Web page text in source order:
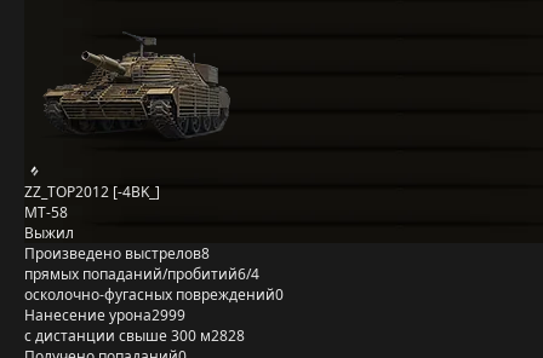
ZZ_TOP2012 [-4BK_]
MT-58
Выжил
Произведено выстрелов8
прямых попаданий/пробитий6/4
осколочно-фугасных повреждений0
Нанесение урона2999
с дистанции свыше 300 м2828